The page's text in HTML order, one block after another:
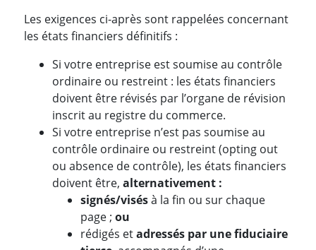
Les exigences ci-après sont rappelées concernant
les états financiers définitifs :
Si votre entreprise est soumise au contrôle
ordinaire ou restreint : les états financiers
doivent être révisés par l’organe de révision
inscrit au registre du commerce.
Si votre entreprise n’est pas soumise au
contrôle ordinaire ou restreint (opting out
ou absence de contrôle), les états financiers
doivent être, alternativement :
signés/visésà la fin ou sur chaque
page ; ou
rédigés etadressés par une fiduciaire